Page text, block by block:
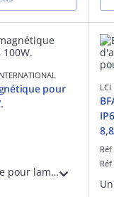
pour
Ballast ferromagnétique pour lampe à décharge sodium haute pression 100W. Classe I. IP20
LCI
Réf
Réf